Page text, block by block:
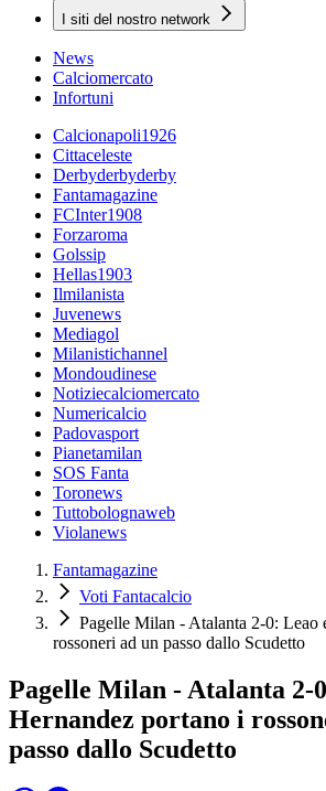
I siti del nostro network
News
Calciomercato
Infortuni
Calcionapoli1926
Cittaceleste
Derbyderbyderby
Fantamagazine
FCInter1908
Forzaroma
Golssip
Hellas1903
Ilmilanista
Juvenews
Mediagol
Milanistichannel
Mondoudinese
Notiziecalciomercato
Numericalcio
Padovasport
Pianetamilan
SOS Fanta
Toronews
Tuttobolognaweb
Violanews
Fantamagazine
Voti Fantacalcio
Pagelle Milan - Atalanta 2-0: Leao
rossoneri ad un passo dallo Scudetto
Pagelle Milan - Atalanta 2-
Hernandez portano i
passo dallo Scudetto